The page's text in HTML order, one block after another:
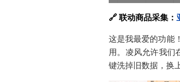
🔗 联动商品采集：
这是我最爱的功能
用。凌风允许我们
键洗掉旧数据，换